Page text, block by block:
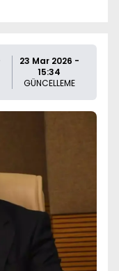
23 Mar 2026 -
15:34
GÜNCELLEME